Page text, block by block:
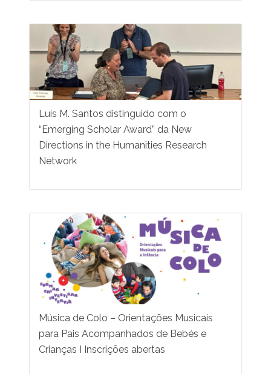
Luís M. Santos distinguido com o
“Emerging Scholar Award” da New
Directions in the Humanities Research
Network
Música de Colo – Orientações Musicais
para Pais Acompanhados de Bebés e
Crianças I Inscrições abertas